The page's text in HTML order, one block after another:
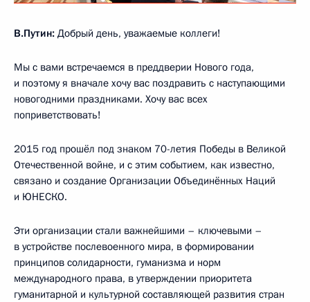
В.Путин: Добрый день, уважаемые коллеги!
Мы с вами встречаемся в преддверии Нового года,
и поэтому я вначале хочу вас поздравить с наступающими
новогодними праздниками. Хочу вас всех
поприветствовать!
2015 год прошёл под знаком 70-летия Победы в Великой
Отечественной войне, и с этим событием, как известно,
связано и создание Организации Объединённых Наций
и ЮНЕСКО.
Эти организации стали важнейшими – ключевыми –
в устройстве послевоенного мира, в формировании
принципов солидарности, гуманизма и норм
международного права, в утверждении приоритета
гуманитарной и культурной составляющей развития стран